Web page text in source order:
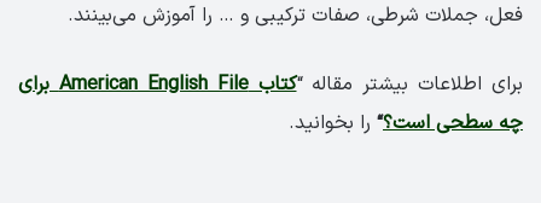
فعل، جملات شرطی، صفات ترکیبی و … را آموزش می‌بینند.
برای اطلاعات بیشتر مقاله “
کتاب American English File برای
چه سطحی است؟“ را بخوانید.